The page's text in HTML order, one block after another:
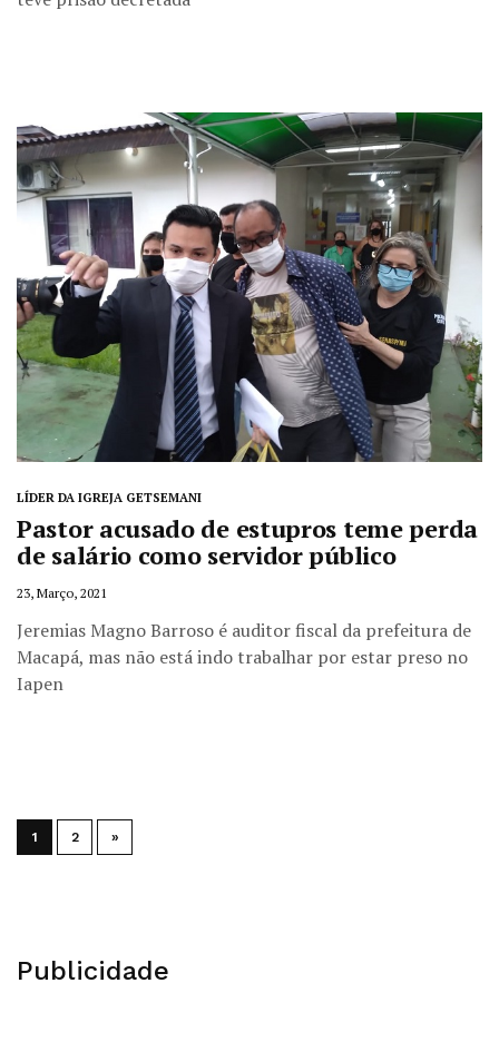
LÍDER DA IGREJA GETSEMANI
Pastor acusado de estupros teme perda
de salário como servidor público
23, Março, 2021
Jeremias Magno Barroso é auditor fiscal da prefeitura de
Macapá, mas não está indo trabalhar por estar preso no
Iapen
1 2 »
Publicidade